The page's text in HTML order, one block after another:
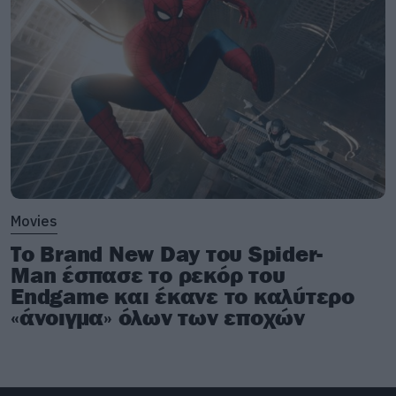
Τι κάνει τόσο ξεχωριστό τον χώρο του
Movies
Το Brand New Day του Spider-
Man έσπασε το ρεκόρ του
Endgame και έκανε το καλύτερο
«άνοιγμα» όλων των εποχών